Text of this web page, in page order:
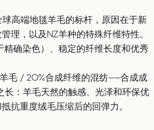
球高端地毯羊毛的标杆，原因在于新
理，以及NZ羊种的特殊纤维特性。
精确染色）、稳定的纤维长度和优秀
毛 / 20%合成纤维的混纺——合成成
：羊毛天然的触感、光泽和环保优
抗重度绒毛压缩后的回弹力。